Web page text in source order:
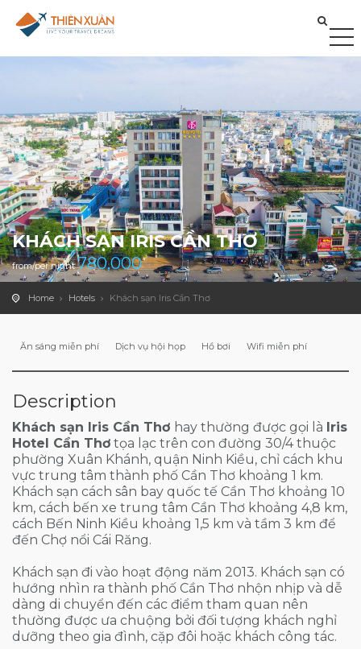
KHÁCH SẠN IRIS CẦN THƠ
from/per night780,000
Home Hotels Khách sạn Iris Cần Thơ
Ăn sáng miễn phí Dịch vụ hội họp Hồ bơi Wifi miễn phí
Description
Khách sạn Iris Cần Thơ hay thường được gọi là Iris
Hotel Cần Thơ tọa lạc trên con đường 30/4 thuộc
phường Xuân Khánh, quận Ninh Kiều, chỉ cách khu
vực trung tâm thành phố Cần Thơ khoảng 1 km.
Khách sạn cách sân bay quốc tế Cần Thơ khoảng 10
km, cách bến xe trung tâm Cần Thơ khoảng 4,8 km,
cách Bến Ninh Kiều khoảng 1,5 km và tầm 3 km để
đến Chợ nổi Cái Răng.
Khách sạn đi vào hoạt động năm 2013. Khách sạn có
hướng nhìn ra thành phố Cần Thơ nhộn nhịp và dễ
dàng di chuyển đến các điểm tham quan nên
thường được ưa chuộng bởi đối tượng khách nghỉ
dưỡng theo gia đình, cặp đôi hoặc khách công tác.